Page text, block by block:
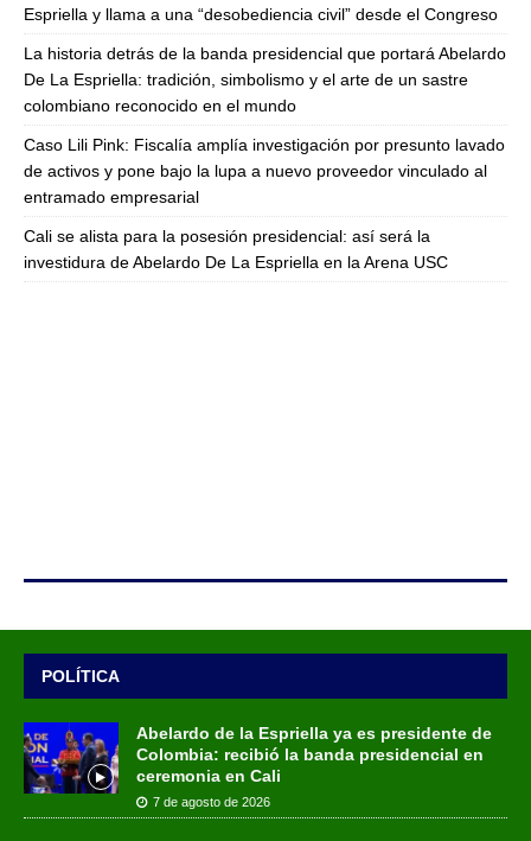
Espriella y llama a una “desobediencia civil” desde el Congreso
La historia detrás de la banda presidencial que portará Abelardo
De La Espriella: tradición, simbolismo y el arte de un sastre
colombiano reconocido en el mundo
Caso Lili Pink: Fiscalía amplía investigación por presunto lavado
de activos y pone bajo la lupa a nuevo proveedor vinculado al
entramado empresarial
Cali se alista para la posesión presidencial: así será la
investidura de Abelardo De La Espriella en la Arena USC
POLÍTICA
Abelardo de la Espriella ya es presidente de
Colombia: recibió la banda presidencial en
ceremonia en Cali
7 de agosto de 2026